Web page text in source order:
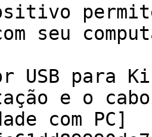
seu
USB para
e o
com PC]